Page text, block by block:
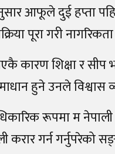
आफूले दुई हप्ता
पूरा गरी
कारण शिक्षा र सीप
हुने उनले विश्वास
रूपमा म नेपाली
गर्न गर्नुपरेको